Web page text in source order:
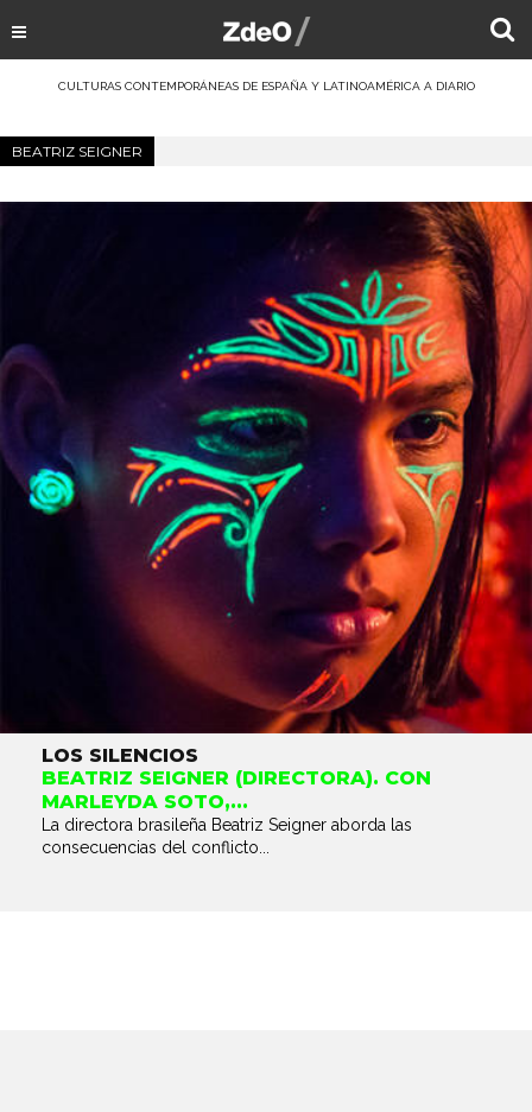
CULTURAS CONTEMPORÁNEAS DE ESPAÑA Y LATINOAMÉRICA A DIARIO
BEATRIZ SEIGNER
LOS SILENCIOS
BEATRIZ SEIGNER (DIRECTORA). CON
MARLEYDA SOTO,...
La directora brasileña Beatriz Seigner aborda las
consecuencias del conflicto...